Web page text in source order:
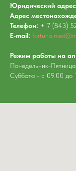
Юридический
Адрес
Телефон: + 7 (843)
E-mail:
Режим работы на
Понедельник-
Суббота - с 09.00 до